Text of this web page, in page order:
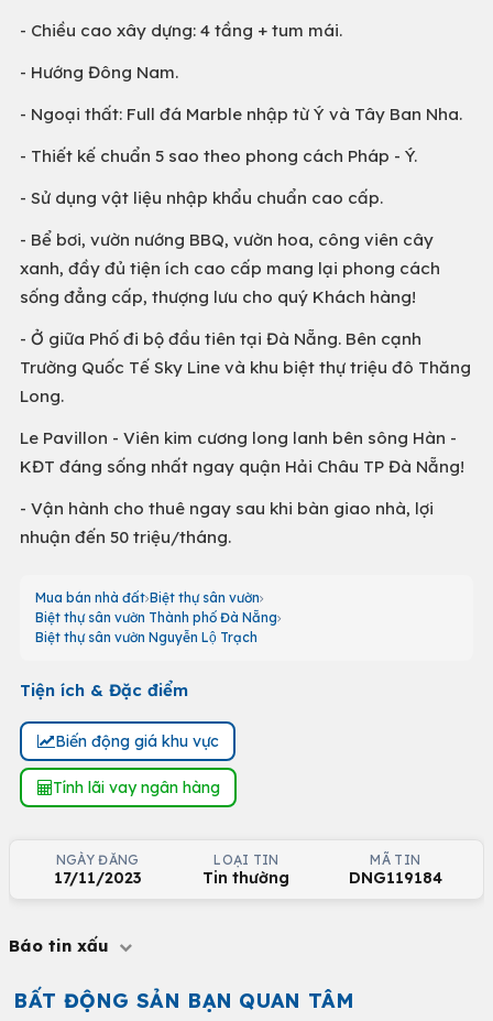
- Chiều cao xây dựng: 4 tầng + tum mái.
- Hướng Đông Nam.
- Ngoại thất: Full đá Marble nhập từ Ý và Tây Ban Nha.
- Thiết kế chuẩn 5 sao theo phong cách Pháp - Ý.
- Sử dụng vật liệu nhập khẩu chuẩn cao cấp.
- Bể bơi, vườn nướng BBQ, vườn hoa, công viên cây
xanh, đầy đủ tiện ích cao cấp mang lại phong cách
sống đẳng cấp, thượng lưu cho quý Khách hàng!
- Ở giữa Phố đi bộ đầu tiên tại Đà Nẵng. Bên cạnh
Trường Quốc Tế Sky Line và khu biệt thự triệu đô Thăng
Long.
Le Pavillon - Viên kim cương long lanh bên sông Hàn -
KĐT đáng sống nhất ngay quận Hải Châu TP Đà Nẵng!
- Vận hành cho thuê ngay sau khi bàn giao nhà, lợi
nhuận đến 50 triệu/tháng.
Mua bán nhà đất Biệt thự sân vườn
Biệt thự sân vườn Thành phố Đà Nẵng
Biệt thự sân vườn Nguyễn Lộ Trạch
Tiện ích & Đặc điểm
Biến động giá khu vực
Tính lãi vay ngân hàng
NGÀY ĐĂNG
17/11/2023
LOẠI TIN
Tin thường
MÃ TIN
DNG119184
Báo tin xấu
BẤT ĐỘNG SẢN BẠN QUAN TÂM